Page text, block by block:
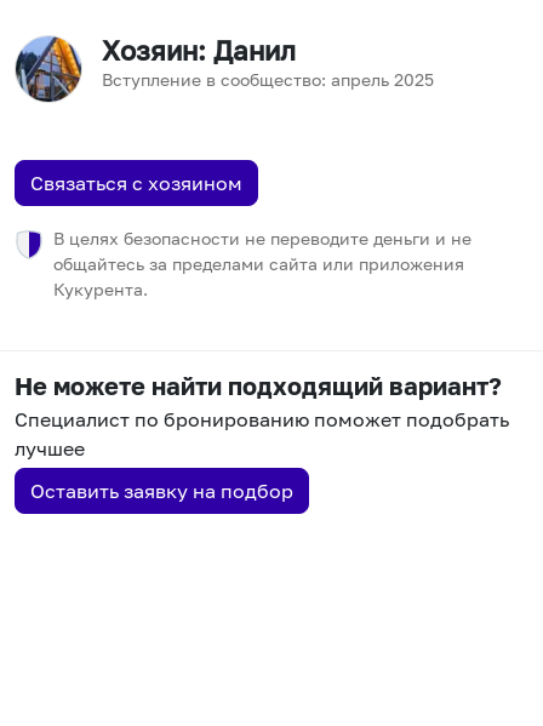
Хозяин: Данил
Вступление в сообщество: апрель 2025
Связаться с хозяином
В целях безопасности не переводите деньги и не
общайтесь за пределами сайта или приложения
Кукурента.
Не можете найти подходящий вариант?
Специалист по бронированию поможет подобрать
лучшее
Оставить заявку на подбор